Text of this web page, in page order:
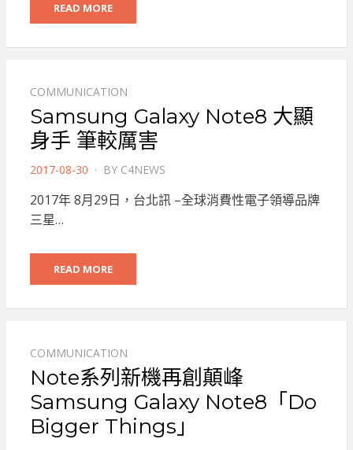
READ MORE
COMMUNICATION
Samsung Galaxy Note8 大顯
身手 筆較厲害
POSTED
2017-08-30 BY C4NEWS
2017年 8月29日，台北訊 –全球消費性電子領導品牌
三星…
READ MORE
COMMUNICATION
Note系列新機再創顛峰
Samsung Galaxy Note8「Do
Bigger Things」